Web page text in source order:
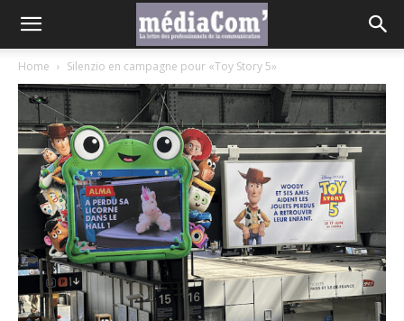
Home Silenzio en campagne pour «Toy Story 5»